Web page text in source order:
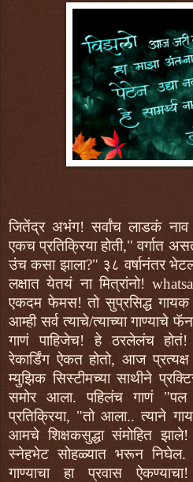
जितेंद्र अभंग! सर्वांच लाडकं नाव
एकच प्रतिक्रिया होती," वर्गात
उंच कसा झाला?" ३८ वर्षानंतर
लक्षात येतयं ना मित्रांनो!
एकदम फेमस! तो सुप्रसिद्ध गायक
आम्ही सर्व त्याचे/त्याच्या
गाणं पाहिजेच! हे ठरलेलंच होतं!
रेकार्डिंग ऐकत होतो, आज
म्युझिक सिस्टीमच्या साथीने
समोर आला. पहिलंच गाणं
प्रतिक्रिया, "तो आला.. त्याने
आमचे शिक्षकसुद्धा संमोहित
स्नेहभेट सोहळ्यात भरून
गाण्याचा हा प्रवास